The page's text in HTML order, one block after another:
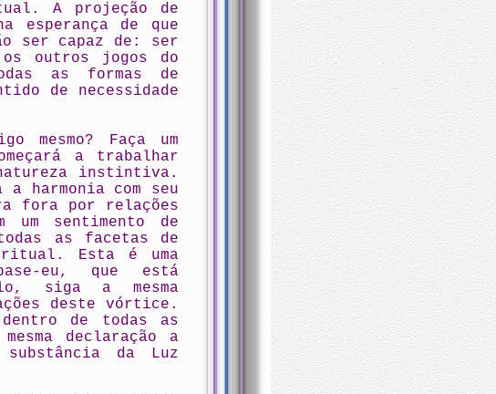
A projeção de
esperança de que
ser capaz de: ser
os outros jogos do
as formas de
de necessidade
mesmo? Faça um
a trabalhar
instintiva.
harmonia com seu
fora por relações
um sentimento de
as facetas de
Esta é uma
eu, que está
siga a mesma
deste vórtice.
de todas as
declaração a
da Luz